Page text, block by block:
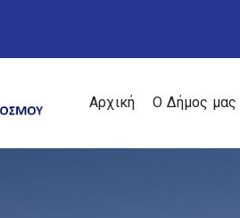
Αρχική Ο Δήμος μας